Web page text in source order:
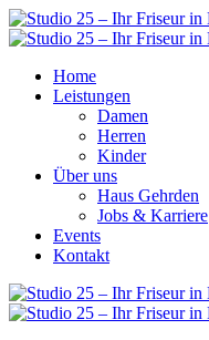
Home
Leistungen
Damen
Herren
Kinder
Über uns
Haus Gehrden
Jobs & Karriere
Events
Kontakt